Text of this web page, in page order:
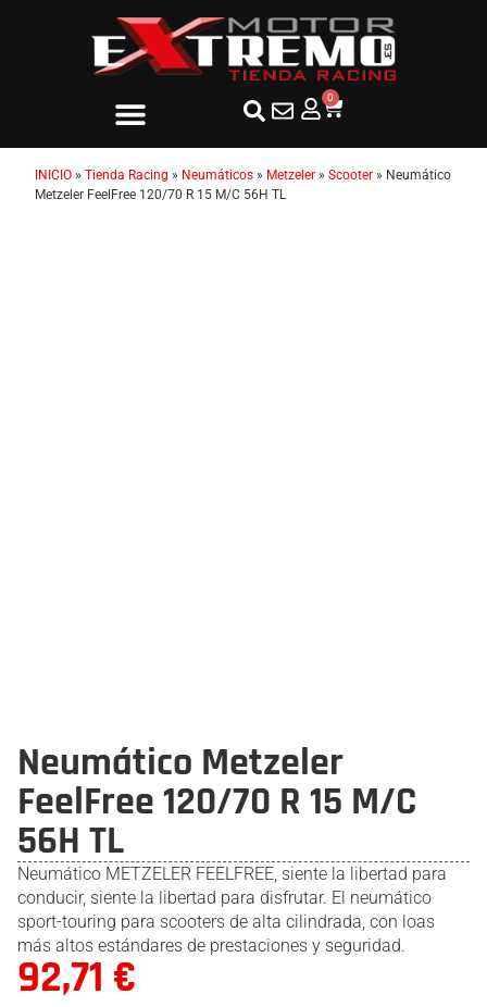
0
INICIO » Tienda Racing » Neumáticos » Metzeler » Scooter » Neumático
Metzeler FeelFree 120/70 R 15 M/C 56H TL
Neumático Metzeler
FeelFree 120/70 R 15 M/C
56H TL
Neumático METZELER FEELFREE, siente la libertad para
conducir, siente la libertad para disfrutar. El neumático
sport-touring para scooters de alta cilindrada, con loas
más altos estándares de prestaciones y seguridad.
92,71 €